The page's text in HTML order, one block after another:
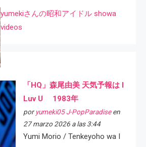
yumekiさんの昭和アイドル showa
videos
「HQ」森尾由美 天気予報は I
Luv U 1983年
por yumeki05 J-PopParadiseen
27 marzo 2026 a las 3:44
Yumi Morio / Tenkeyoho wa I